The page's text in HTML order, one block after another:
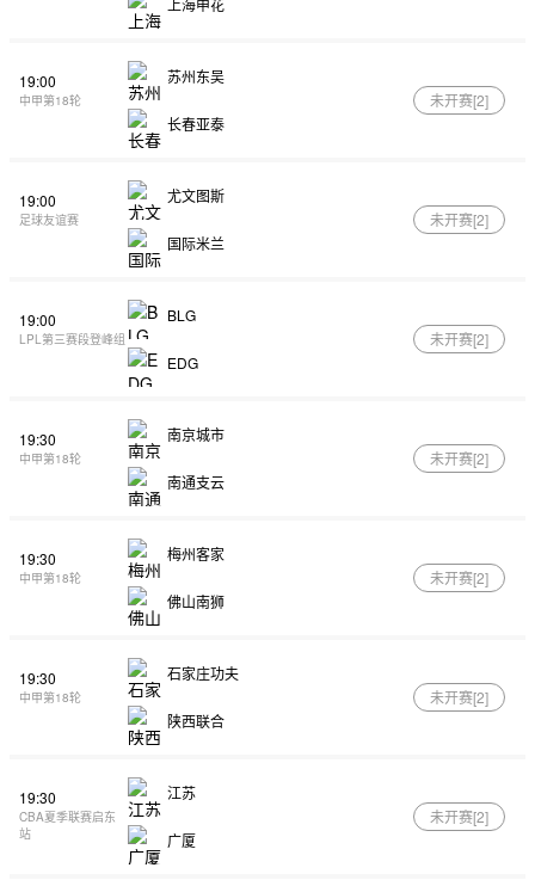
上海申花
19:00
中甲第18轮
苏州东吴
长春亚泰
未开赛[2]
19:00
足球友谊赛
尤文图斯
国际米兰
未开赛[2]
19:00
LPL第三赛段登峰组
BLG
EDG
未开赛[2]
19:30
中甲第18轮
南京城市
南通支云
未开赛[2]
19:30
中甲第18轮
梅州客家
佛山南狮
未开赛[2]
19:30
中甲第18轮
石家庄功夫
陕西联合
未开赛[2]
19:30
CBA夏季联赛启东
站
江苏
广厦
未开赛[2]